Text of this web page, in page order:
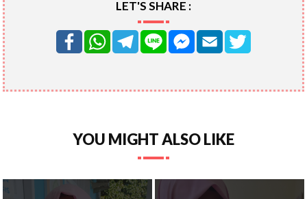
LET'S SHARE :
YOU MIGHT ALSO LIKE